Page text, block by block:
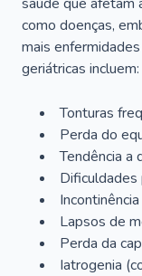
como doenças,
mais
geriátricas incluem:
Tonturas
Perda do
Tendência a
Dificuldades
Lapsos de
Perda da
Iatrogenia